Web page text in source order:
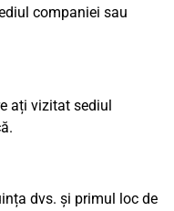
companiei sau
ați vizitat sediul
dvs. și primul loc de